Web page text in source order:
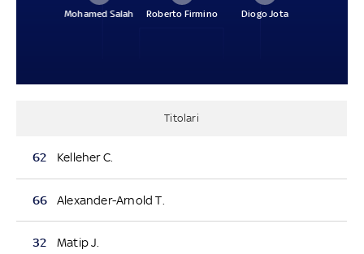
Mohamed Salah
Roberto Firmino
Diogo Jota
Titolari
62 Kelleher C.
66 Alexander-Arnold T.
32 Matip J.